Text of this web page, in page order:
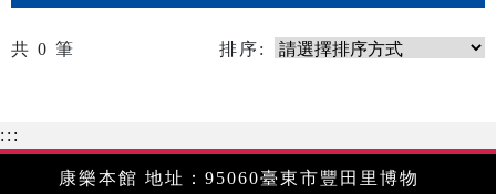
共 0 筆 排序:
:::
康樂本館 地址：95060臺東市豐田里博物